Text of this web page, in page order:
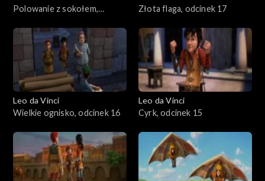
Polowanie z sokołem,
Złota flaga, odcinek 17
Leo da Vinci
Wielkie ognisko, odcinek 16
Leo da Vinci
Cyrk, odcinek 15